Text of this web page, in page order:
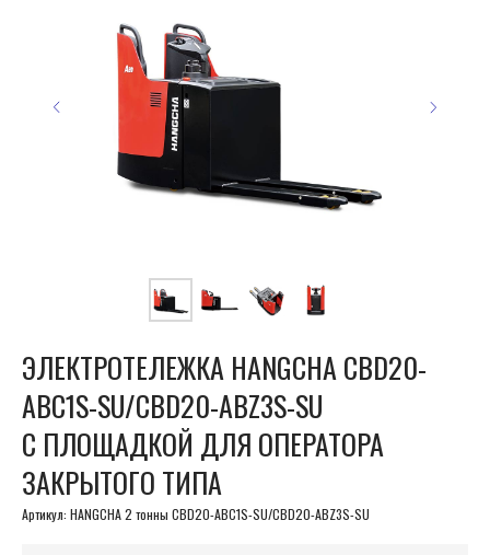
ЭЛЕКТРОТЕЛЕЖКА HANGCHA CBD20-
ABC1S-SU/СBD20-ABZ3S-SU
С ПЛОЩАДКОЙ ДЛЯ ОПЕРАТОРА
ЗАКРЫТОГО ТИПА
Артикул: HANGCHA 2 тонны CBD20-ABC1S-SU/СBD20-ABZ3S-SU